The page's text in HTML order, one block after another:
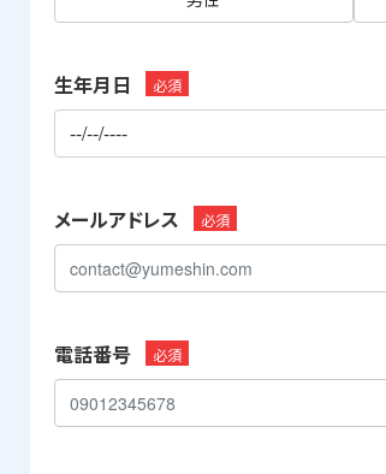
生年月日 必須
メールアドレス 必須
電話番号 必須